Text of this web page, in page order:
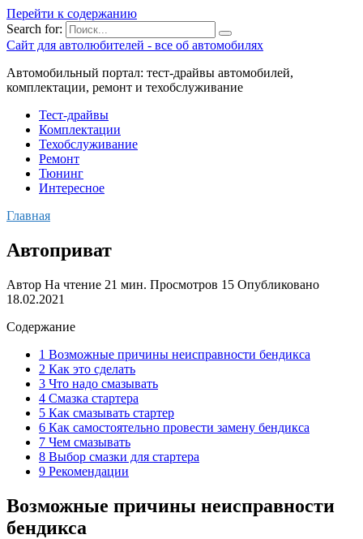
Перейти к содержанию
Search for:
Сайт для автолюбителей - все об автомобилях
Автомобильный портал: тест-драйвы автомобилей,
комплектации, ремонт и техобслуживание
Тест-драйвы
Комплектации
Техобслуживание
Ремонт
Тюнинг
Интересное
Главная
Автоприват
Автор На чтение 21 мин. Просмотров 15 Опубликовано
18.02.2021
Содержание
1 Возможные причины неисправности бендикса
2 Как это сделать
3 Что надо смазывать
4 Смазка стартера
5 Как смазывать стартер
6 Как самостоятельно провести замену бендикса
7 Чем смазывать
8 Выбор смазки для стартера
9 Рекомендации
Возможные причины неисправности
бендикса